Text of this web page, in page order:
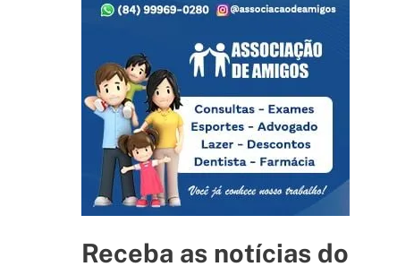
Receba as notícias do